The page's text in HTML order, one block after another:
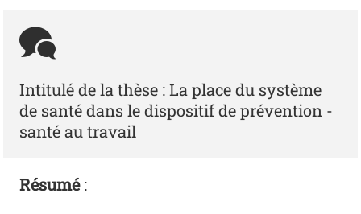
Intitulé de la thèse : La place du système
de santé dans le dispositif de prévention -
santé au travail
Résumé: